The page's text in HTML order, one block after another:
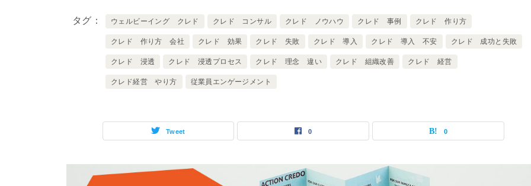
タグ ウェルビーイング クレド クレド コンサル クレド ノウハウ クレド 事例 クレド 作り方
クレド 作り方 会社 クレド 効果 クレド 失敗 クレド 導入 クレド 導入 不安 クレド 成功と失敗
クレド 浸透 クレド 浸透プロセス クレド 理念 違い クレド 組織改善 クレド 経営
クレド経営 やり方 従業員エンゲージメント
Tweet 0 0